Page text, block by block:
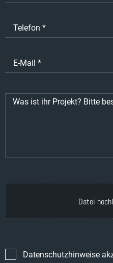
Telefon *
E-Mail *
Was ist ihr Projekt? Bitte
Datei
Datenschutzhinweise